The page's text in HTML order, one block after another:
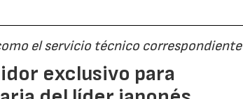
el servicio técnico correspondiente
exclusivo para